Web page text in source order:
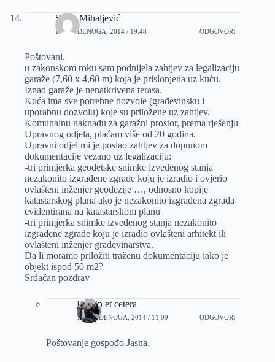
Sanja Mihaljević
17 STUDENOGA, 2014 / 19:48 ODGOVORI
Poštovani,
u zakonskom roku sam podnijela zahtjev za legalizaciju
garaže (7,60 x 4,60 m) koja je prislonjena uz kuću.
Iznad garaže je nenatkrivena terasa.
Kuća ima sve potrebne dozvole (građevinsku i
uporabnu dozvolu) koje su priložene uz zahtjev.
Komunalnu naknadu za garažni prostor, prema rješenju
Upravnog odjela, plaćam više od 20 godina.
Upravni odjel mi je poslao zahtjev za dopunom
dokumentacije vezano uz legalizaciju:
-tri primjerka geodetske snimke izvedenog stanja
nezakonito izgrađene zgrade koju je izradio i ovjerio
ovlašteni inženjer geodezije …, odnosno kopije
katastarskog plana ako je nezakonito izgrađena zgrada
evidentirana na katastarskom planu
-tri primjerka snimke izvedenog stanja nezakonito
izgrađene zgrade koju je izradio ovlašteni arhitekt ili
ovlašteni inženjer građevinarstva.
Da li moramo priložiti traženu dokumentaciju iako je
objekt ispod 50 m2?
Srdačan pozdrav
Dizajn et cetera
19 STUDENOGA, 2014 / 11:09 ODGOVORI
Poštovanje gospođo Jasna,